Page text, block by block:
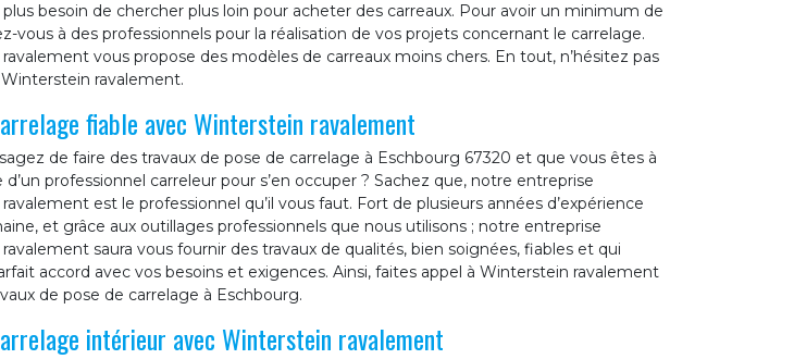
plus besoin de chercher plus loin pour acheter des carreaux. Pour avoir un minimum de
vous à des professionnels pour la réalisation de vos projets concernant le carrelage.
vous propose des modèles de carreaux moins chers. En tout, n’hésitez pas
ravalement.
fiable avec Winterstein ravalement
de faire des travaux de pose de carrelage à Eschbourg 67320 et que vous êtes à
d’un professionnel carreleur pour s’en occuper ? Sachez que, notre entreprise
est le professionnel qu’il vous faut. Fort de plusieurs années d’expérience
et grâce aux outillages professionnels que nous utilisons ; notre entreprise
saura vous fournir des travaux de qualités, bien soignées, fiables et qui
accord avec vos besoins et exigences. Ainsi, faites appel à Winterstein ravalement
de pose de carrelage à Eschbourg.
intérieur avec Winterstein ravalement